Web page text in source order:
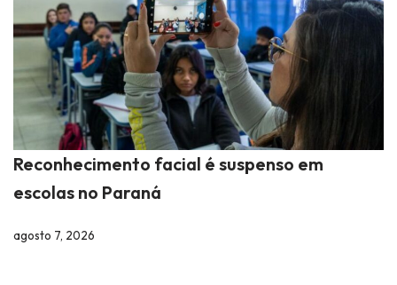
Reconhecimento facial é suspenso em
escolas no Paraná
agosto 7, 2026